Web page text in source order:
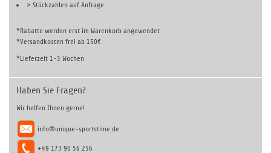
> Stückzahlen auf Anfrage
*Rabatte werden erst im Warenkorb angewendet
*Versandkosten frei ab 150€
*Lieferzeit 1-3 Wochen
Haben Sie Fragen?
Wir helfen Ihnen gerne!
info@unique-sportstime.de
+49 173 90 56 256